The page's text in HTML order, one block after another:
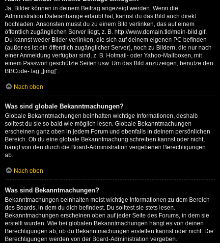
Ja, Bilder können in deinem Beitrag angezeigt werden. Wenn die
Administration Dateianhänge erlaubt hat, kannst du das Bild auch direkt
hochladen. Ansonsten musst du zu einem Bild verlinken, das auf einem
öffentlich zugänglichen Server liegt, z. B. http://www.domain.tld/mein-bild.gif.
Du kannst weder Bilder verlinken, die sich auf deinem eigenen PC befinden
(außer es ist ein öffentlich zugänglicher Server), noch zu Bildern, die nur nach
einer Anmeldung verfügbar sind, z. B. Hotmail- oder Yahoo-Mailboxen, mit
einem Passwort geschützte Seiten usw. Um das Bild anzuzeigen, benutze den
BBCode-Tag „[img]“.
Nach oben
Was sind globale Bekanntmachungen?
Globale Bekanntmachungen beinhalten wichtige Informationen, deshalb
solltest du sie so bald wie möglich lesen. Globale Bekanntmachungen
erscheinen ganz oben in jedem Forum und ebenfalls in deinem persönlichen
Bereich. Ob du eine globale Bekanntmachung schreiben kannst oder nicht,
hängt von den durch die Board-Administration vergebenen Berechtigungen
ab.
Nach oben
Was sind Bekanntmachungen?
Bekanntmachungen beinhalten meist wichtige Informationen zu dem Bereich
des Boards, in dem du dich befindest. Du solltest sie stets lesen.
Bekanntmachungen erscheinen oben auf jeder Seite des Forums, in dem sie
erstellt wurden. Wie bei globalen Bekanntmachungen hängt es von deinen
Berechtigungen ab, ob du Bekanntmachungen erstellen kannst oder nicht. Die
Berechtigungen werden von der Board-Administration vergeben.